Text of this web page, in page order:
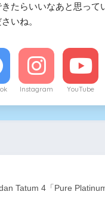
たらいいなあと思って
いね。
Instagram YouTube
Tatum 4「Pure